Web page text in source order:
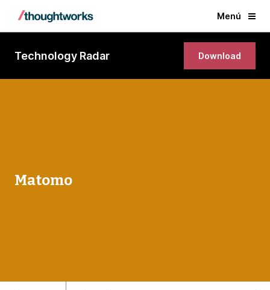
Menú
Technology Radar Download
Matomo